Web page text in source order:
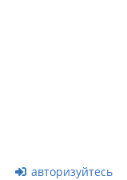
авторизуйтесь